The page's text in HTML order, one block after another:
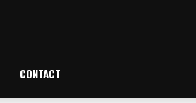
CONTACT